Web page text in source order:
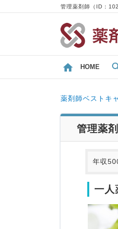
管理薬剤師（ID：
HOME
薬剤師ベストキ
管理薬
年収
一人